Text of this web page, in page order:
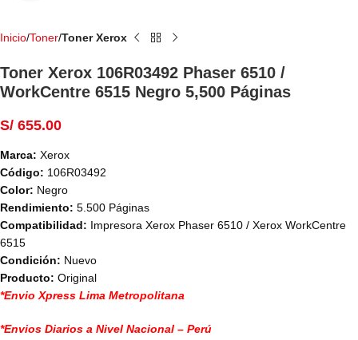
Inicio Toner Toner Xerox
Toner Xerox 106R03492 Phaser 6510 /
WorkCentre 6515 Negro 5,500 Páginas
S/ 655.00
Marca: Xerox
Código: 106R03492
Color: Negro
Rendimiento: 5.500 Páginas
Compatibilidad: Impresora Xerox Phaser 6510 / Xerox WorkCentre
6515
Condición: Nuevo
Producto: Original
*Envio Xpress Lima Metropolitana
*Envios Diarios a Nivel Nacional – Perú